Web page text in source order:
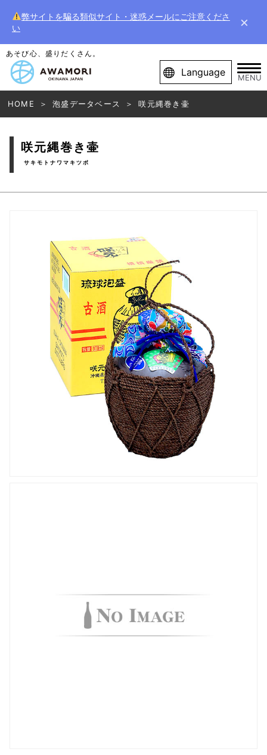
弊サイトを騙る類似サイト・迷惑メールにご注意くださ
い
×
あそび心、盛りだくさん。
Language MENU
HOME 泡盛データベース 咲元縄巻き壷
咲元縄巻き壷
サキモトナワマキツボ